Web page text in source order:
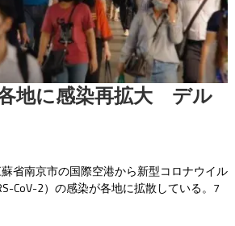
各地に感染再拡大 デル
省南京市の国際空港から新型コロナウイル
CoV-2）の感染が各地に拡散している。7